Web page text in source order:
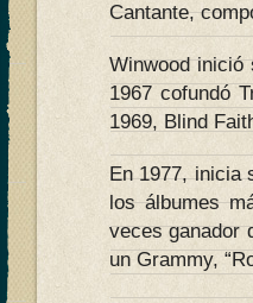
Cantante,
Winwood
1967 cofundó
1969, Blind
En 1977, inicia
los álbumes
veces ganador
un Grammy,